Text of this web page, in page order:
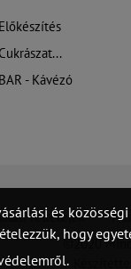
Előkészítés
Cukrászat...
BAR - Kávézó
feltételek
©2020
és
hogy